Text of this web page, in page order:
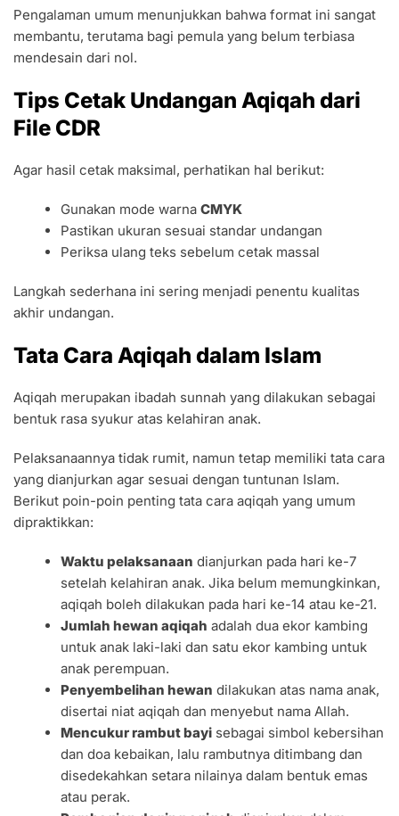
Pengalaman umum menunjukkan bahwa format ini sangat
membantu, terutama bagi pemula yang belum terbiasa
mendesain dari nol.
Tips Cetak Undangan Aqiqah dari
File CDR
Agar hasil cetak maksimal, perhatikan hal berikut:
Gunakan mode warnaCMYK
Pastikan ukuran sesuai standar undangan
Periksa ulang teks sebelum cetak massal
Langkah sederhana ini sering menjadi penentu kualitas
akhir undangan.
Tata Cara Aqiqah dalam Islam
Aqiqah merupakan ibadah sunnah yang dilakukan sebagai
bentuk rasa syukur atas kelahiran anak.
Pelaksanaannya tidak rumit, namun tetap memiliki tata cara
yang dianjurkan agar sesuai dengan tuntunan Islam.
Berikut poin-poin penting tata cara aqiqah yang umum
dipraktikkan:
Waktu pelaksanaan dianjurkan pada hari ke-7
setelah kelahiran anak. Jika belum memungkinkan,
aqiqah boleh dilakukan pada hari ke-14 atau ke-21.
Jumlah hewan aqiqah adalah dua ekor kambing
untuk anak laki-laki dan satu ekor kambing untuk
anak perempuan.
Penyembelihan hewan dilakukan atas nama anak,
disertai niat aqiqah dan menyebut nama Allah.
Mencukur rambut bayi sebagai simbol kebersihan
dan doa kebaikan, lalu rambutnya ditimbang dan
disedekahkan setara nilainya dalam bentuk emas
atau perak.